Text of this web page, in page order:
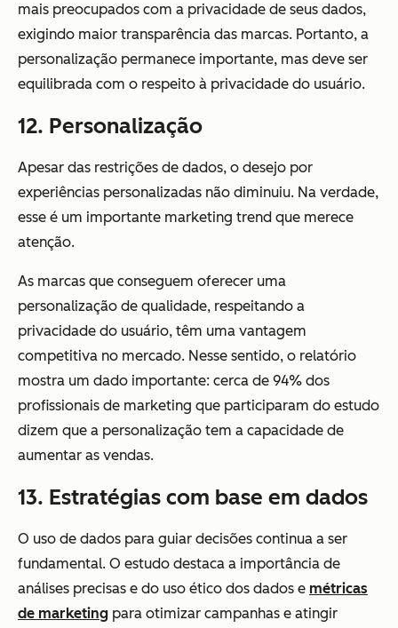
mais preocupados com a privacidade de seus dados,
exigindo maior transparência das marcas. Portanto, a
personalização permanece importante, mas deve ser
equilibrada com o respeito à privacidade do usuário.
12. Personalização
Apesar das restrições de dados, o desejo por
experiências personalizadas não diminuiu. Na verdade,
esse é um importante marketing trend que merece
atenção.
As marcas que conseguem oferecer uma
personalização de qualidade, respeitando a
privacidade do usuário, têm uma vantagem
competitiva no mercado. Nesse sentido, o relatório
mostra um dado importante: cerca de 94% dos
profissionais de marketing que participaram do estudo
dizem que a personalização tem a capacidade de
aumentar as vendas.
13. Estratégias com base em dados
O uso de dados para guiar decisões continua a ser
fundamental. O estudo destaca a importância de
análises precisas e do uso ético dos dados e métricas
de marketing para otimizar campanhas e atingir